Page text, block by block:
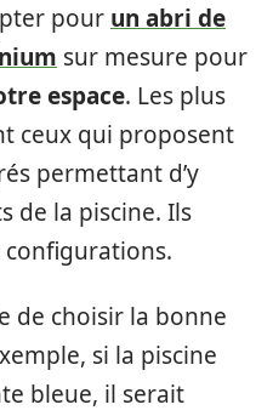
pour un abri de
sur mesure pour
espace. Les plus
ceux qui proposent
permettant d’y
de la piscine. Ils
configurations.
de choisir la bonne
si la piscine
bleue, il serait